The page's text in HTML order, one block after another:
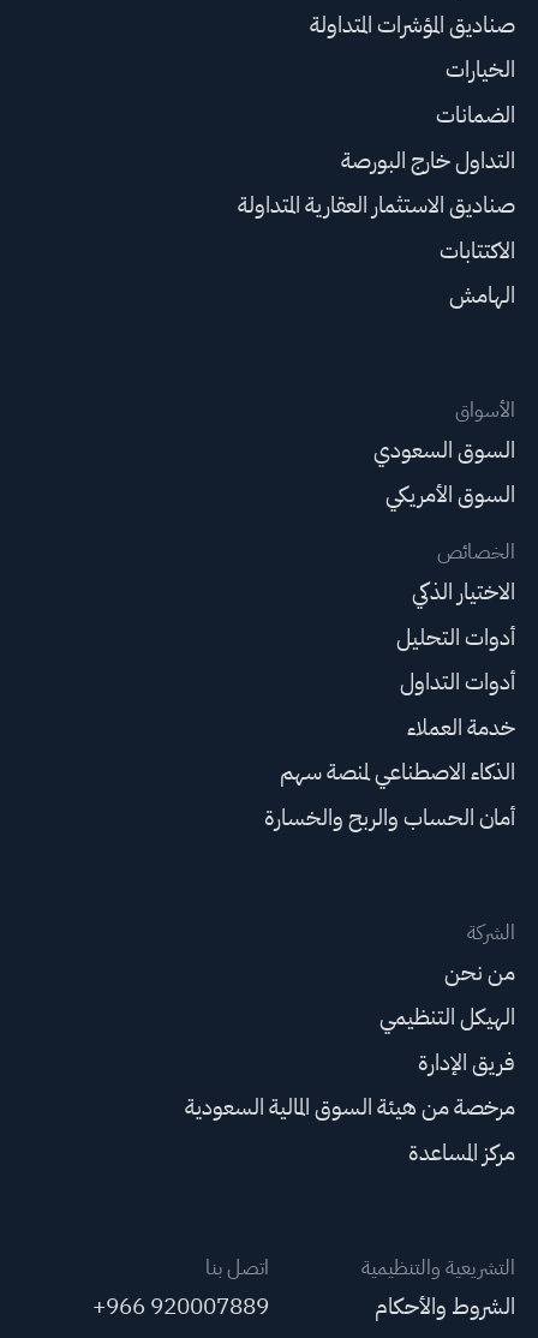
صناديق المؤشرات المتداولة
الخيارات
الضمانات
التداول خارج البورصة
صناديق الاستثمار العقارية المتداولة
الاكتتابات
الهامش
الأسواق
السوق السعودي
السوق الأمريكي
الخصائص
الاختيار الذكي
أدوات التحليل
أدوات التداول
خدمة العملاء
الذكاء الاصطناعي لمنصة سهم
أمان الحساب والربح والخسارة
الشركة
من نحن
الهيكل التنظيمي
فريق الإدارة
مرخصة من هيئة السوق المالية السعودية
مركز المساعدة
التشريعية والتنظيمية
الشروط والأحكام
اتصل بنا
+966 920007889